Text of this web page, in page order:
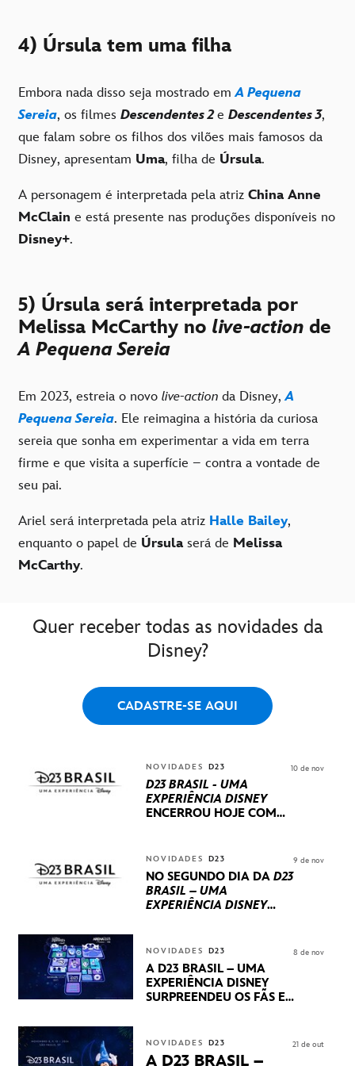
4) Úrsula tem uma filha
Embora nada disso seja mostrado emA Pequena
Sereia, os filmes Descendentes 2e Descendentes 3,
que falam sobre os filhos dos vilões mais famosos da
Disney, apresentam Uma, filha de Úrsula.
A personagem é interpretada pela atriz China Anne
McClain e está presente nas produções disponíveis no
Disney+.
5) Úrsula será interpretada por
Melissa McCarthy no live-action de
A Pequena Sereia
Em 2023, estreia o novo live-action da Disney,A
Pequena Sereia. Ele reimagina a história da curiosa
sereia que sonha em experimentar a vida em terra
firme e que visita a superfície – contra a vontade de
seu pai.
Ariel será interpretada pela atriz Halle Bailey,
enquanto o papel de Úrsulaserá de Melissa
McCarthy.
Quer receber todas as novidades da
Disney?
CADASTRE-SE AQUI
NOVIDADES D23
D23 BRASIL - UMA
EXPERIÊNCIA DISNEY
ENCERROU HOJE COM
INTERNACIONAIS E
PRODUÇÕES BRASILEIRAS
10 de nov
NOVIDADES D23
NO SEGUNDO DIA DA D23
BRASIL – UMA
EXPERIÊNCIA DISNEY
STUDIOS REVELARAM
PRÉVIAS E NOVIDADES
DOS SEUS PRÓXIMOS
LANÇAMENTOS
9 de nov
NOVIDADES D23
A D23 BRASIL – UMA
EXPERIÊNCIA DISNEY
SURPREENDEU OS FÃS EM
APRESENTAÇÕES E
PRODUTOS EXCLUSIVOS
8 de nov
NOVIDADES D23
A D23 BRASIL –
21 de out